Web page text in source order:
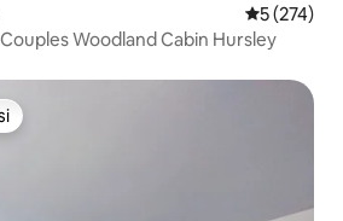
55 (274)
Woodland Cabin Hursley
en beğenilenler arasında